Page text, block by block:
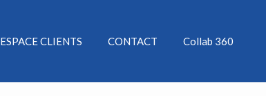
ESPACE CLIENTS CONTACT Collab 360